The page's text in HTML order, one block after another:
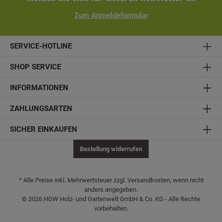
Zum Anmeldeformular
SERVICE-HOTLINE
SHOP SERVICE
INFORMATIONEN
ZAHLUNGSARTEN
SICHER EINKAUFEN
Bestellung widerrufen
* Alle Preise inkl. Mehrwertsteuer zzgl. Versandkosten, wenn nicht
anders angegeben.
© 2026 HGW Holz- und Gartenwelt GmbH & Co. KG - Alle Rechte
vorbehalten.